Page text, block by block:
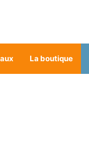
La boutique